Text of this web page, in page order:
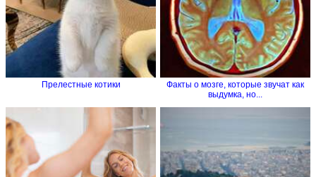
Прелестные котики
Факты о мозге, которые звучат как
выдумка, но...